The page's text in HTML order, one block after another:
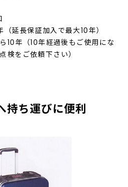
延長保証加入で最大10年）
10年（10年経過後もご使用にな
検をご依頼下さい）
持ち運びに便利